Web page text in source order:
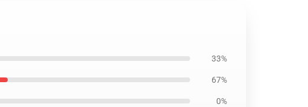
33%
67%
0%